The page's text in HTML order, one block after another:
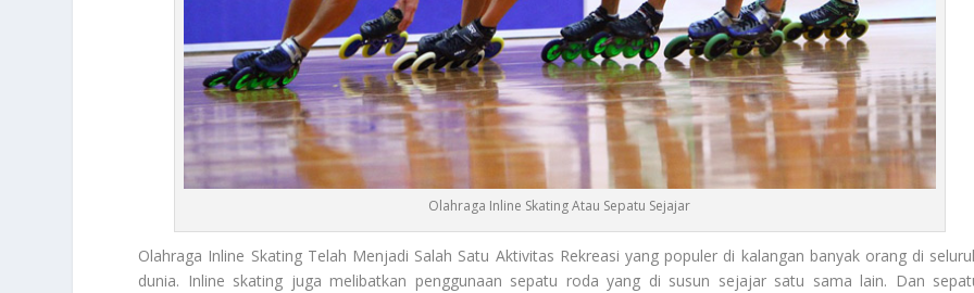
Olahraga Inline Skating Atau Sepatu Sejajar
Olahraga Inline SkatingTelah Menjadi Salah Satu Aktivitas Rekreasi yang populer di kalangan banyak orang di
dunia. Inline skating juga melibatkan penggunaan sepatu roda yang di susun sejajar satu sama lain. Dan